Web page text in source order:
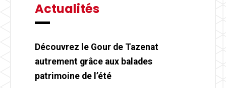
Actualités
Découvrez le Gour de Tazenat
autrement grâce aux balades
patrimoine de l’été